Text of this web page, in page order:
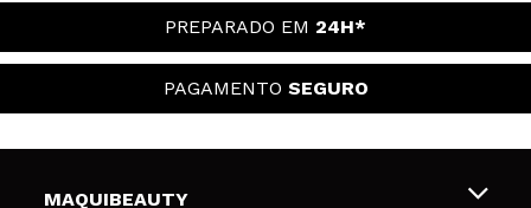
PREPARADO EM 24H*
PAGAMENTO SEGURO
MAQUIBEAUTY